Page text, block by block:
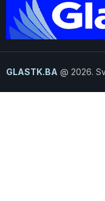
GLASTK.BA @ 2026.